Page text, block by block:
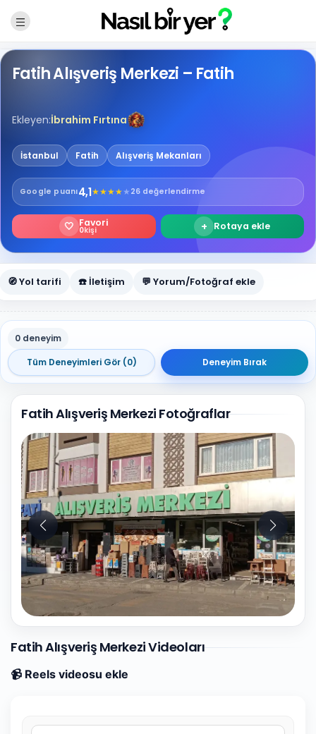
Fatih Alışveriş Merkezi – Fatih
Ekleyen:İbrahim Fırtına
İstanbul Fatih Alışveriş Mekanları
Google puanı4,1★★★★★ 26 değerlendirme
🤍 Favori
0kişi + Rotaya ekle
🧭 Yol tarifi ☎️ İletişim 💬 Yorum/Fotoğraf ekle
0 deneyim
Tüm Deneyimleri Gör (0)
Deneyim Bırak
Fatih Alışveriş Merkezi Fotoğraflar
Fotoğraf
Fatih Alışveriş Merkezi Videoları
📹 Reels videosu ekle